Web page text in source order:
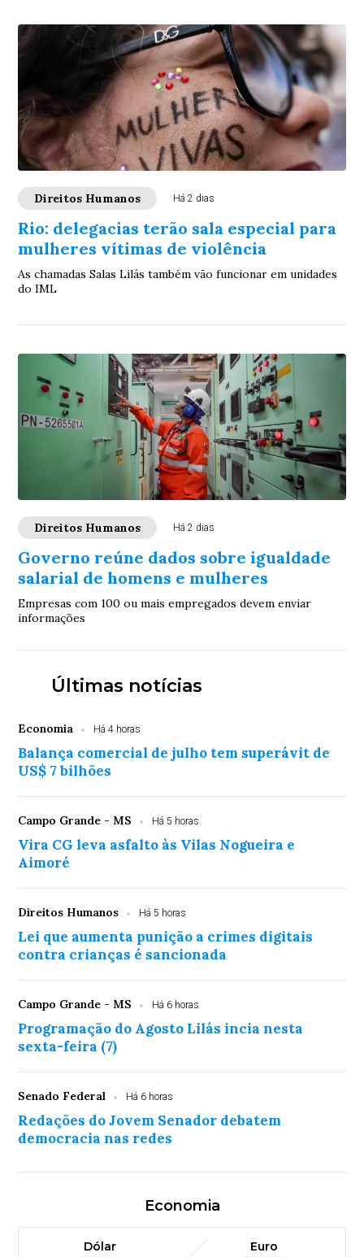
Direitos Humanos Há 2 dias
Rio: delegacias terão sala especial para
mulheres vítimas de violência
As chamadas Salas Lilás também vão funcionar em unidades
do IML
Direitos Humanos Há 2 dias
Governo reúne dados sobre igualdade
salarial de homens e mulheres
Empresas com 100 ou mais empregados devem enviar
informações
Últimas notícias
Economia Há 4 horas
Balança comercial de julho tem superávit de
US$ 7 bilhões
Campo Grande - MS Há 5 horas
Vira CG leva asfalto às Vilas Nogueira e
Aimoré
Direitos Humanos Há 5 horas
Lei que aumenta punição a crimes digitais
contra crianças é sancionada
Campo Grande - MS Há 6 horas
Programação do Agosto Lilás incia nesta
sexta-feira (7)
Senado Federal Há 6 horas
Redações do Jovem Senador debatem
democracia nas redes
Economia
Dólar
Euro